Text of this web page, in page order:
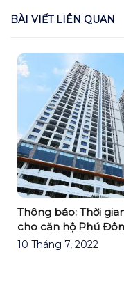
BÀI VIẾT LIÊN QUAN
Thông báo: Thời
cho căn hộ Phú
10 Tháng 7, 2022